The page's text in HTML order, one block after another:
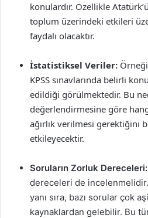
konulardır. Özellikle
toplum üzerindeki etkileri
faydalı olacaktır.
İstatistiksel Veriler:
KPSS sınavlarında belirli
edildiği görülmektedir. Bu
değerlendirmesine göre
ağırlık verilmesi gerektiğini
etkileyecektir.
Soruların Zorluk Dereceleri:
dereceleri de
yanı sıra, bazı sorular çok
kaynaklardan gelebilir. Bu